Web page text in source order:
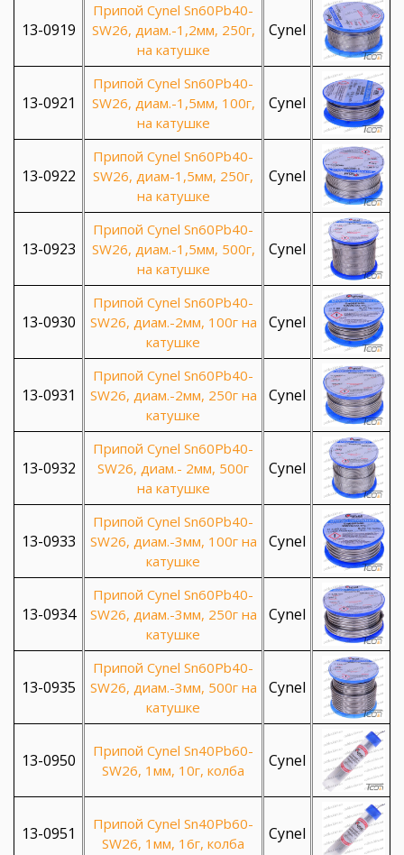
13-0919
Припой Cynel Sn60Pb40-
SW26, диам.-1,2мм, 250г,
на катушке
Cynel
13-0921
Припой Cynel Sn60Pb40-
SW26, диам.-1,5мм, 100г,
на катушке
Cynel
13-0922
Припой Cynel Sn60Pb40-
SW26, диам-1,5мм, 250г,
на катушке
Cynel
13-0923
Припой Cynel Sn60Pb40-
SW26, диам.-1,5мм, 500г,
на катушке
Cynel
13-0930
Припой Cynel Sn60Pb40-
SW26, диам.-2мм, 100г на
катушке
Cynel
13-0931
Припой Cynel Sn60Pb40-
SW26, диам.-2мм, 250г на
катушке
Cynel
13-0932
Припой Cynel Sn60Pb40-
SW26, диам.- 2мм, 500г
на катушке
Cynel
13-0933
Припой Cynel Sn60Pb40-
SW26, диам.-3мм, 100г на
катушке
Cynel
13-0934
Припой Cynel Sn60Pb40-
SW26, диам.-3мм, 250г на
катушке
Cynel
13-0935
Припой Cynel Sn60Pb40-
SW26, диам.-3мм, 500г на
катушке
Cynel
13-0950
Припой Cynel Sn40Pb60-
SW26, 1мм, 10г, колба
Cynel
13-0951
Припой Cynel Sn40Pb60-
SW26, 1мм, 16г, колба
Cynel